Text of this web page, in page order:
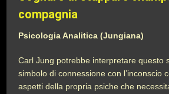
compagnia
Psicologia Analitica (Jungiana)
Carl Jung potrebbe interpretare questo
simbolo di connessione con l’inconscio
aspetti della propria psiche che